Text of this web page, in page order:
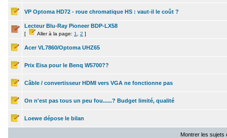
VP Optoma HD72 - roue chromatique HS : vaut-il le coût ?
Lecteur Blu-Ray Pioneer BDP-LX58
[ Aller à la page: 1 2 ]
Acer VL7860/Optoma UHZ65
Prix Eisa pour le Benq W5700??
Câble / convertisseur HDMI vers VGA ne fonctionne pas
On n'est pas tous un peu fou......? Budget limité, qualité
Loewe dépose le bilan
Montrer les sujets